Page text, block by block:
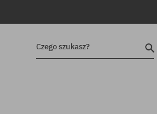
Czego szukasz?